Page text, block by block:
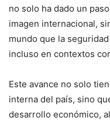
no solo ha dado un
imagen internacional,
mundo que la
incluso en contextos
Este avance no solo
interna del país, sino
desarrollo económico,